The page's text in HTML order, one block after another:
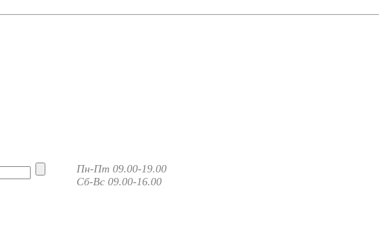
Пн-Пт 09.00-19.00
Сб-Вс 09.00-16.00